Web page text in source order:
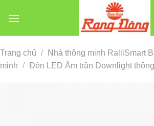
đến
Trang chủ / Nhà thông minh RalliSmart
minh / Đèn LED Âm trần Downlight